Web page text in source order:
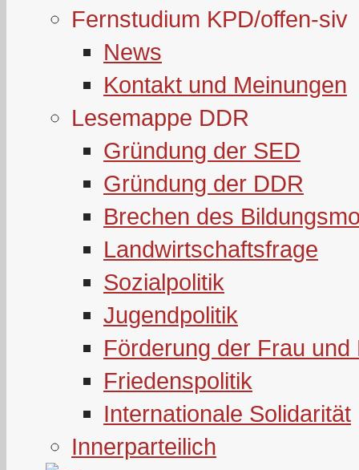
Fernstudium KPD/offen-siv
News
Kontakt und Meinungen
Lesemappe DDR
Gründung der SED
Gründung der DDR
Brechen des
Landwirtschaftsfrage
Sozialpolitik
Jugendpolitik
Förderung der Frau und
Friedenspolitik
Internationale Solidarität
Innerparteilich